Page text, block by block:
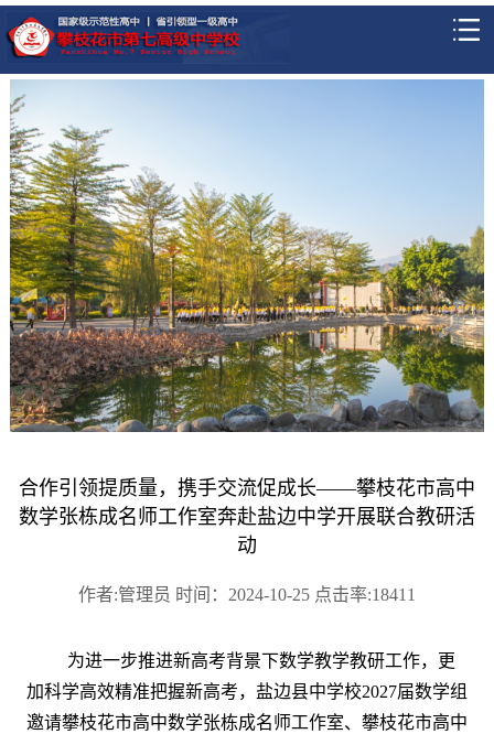
合作引领提质量，携手交流促成长——攀枝花市高中
数学张栋成名师工作室奔赴盐边中学开展联合教研活
动
作者:管理员 时间：2024-10-25 点击率:18411
为进一步推进新高考背景下数学教学教研工作，更
加科学高效精准把握新高考，盐边县中学校2027届数学组
邀请攀枝花市高中数学张栋成名师工作室、攀枝花市高中